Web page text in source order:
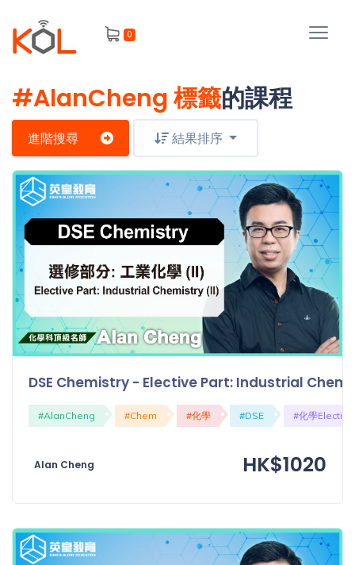
0
進
階
尋
主
題
補
習
課
程
免費
會
員
的
課
程
我
的
我
重
設
#AlanCheng 標籤的課程
進階搜尋 結果排序
DSE Chemistry - Elective Part: Industrial
#AlanCheng #Chem #化學 #DSE #化學Elective
Alan Cheng HK$1020